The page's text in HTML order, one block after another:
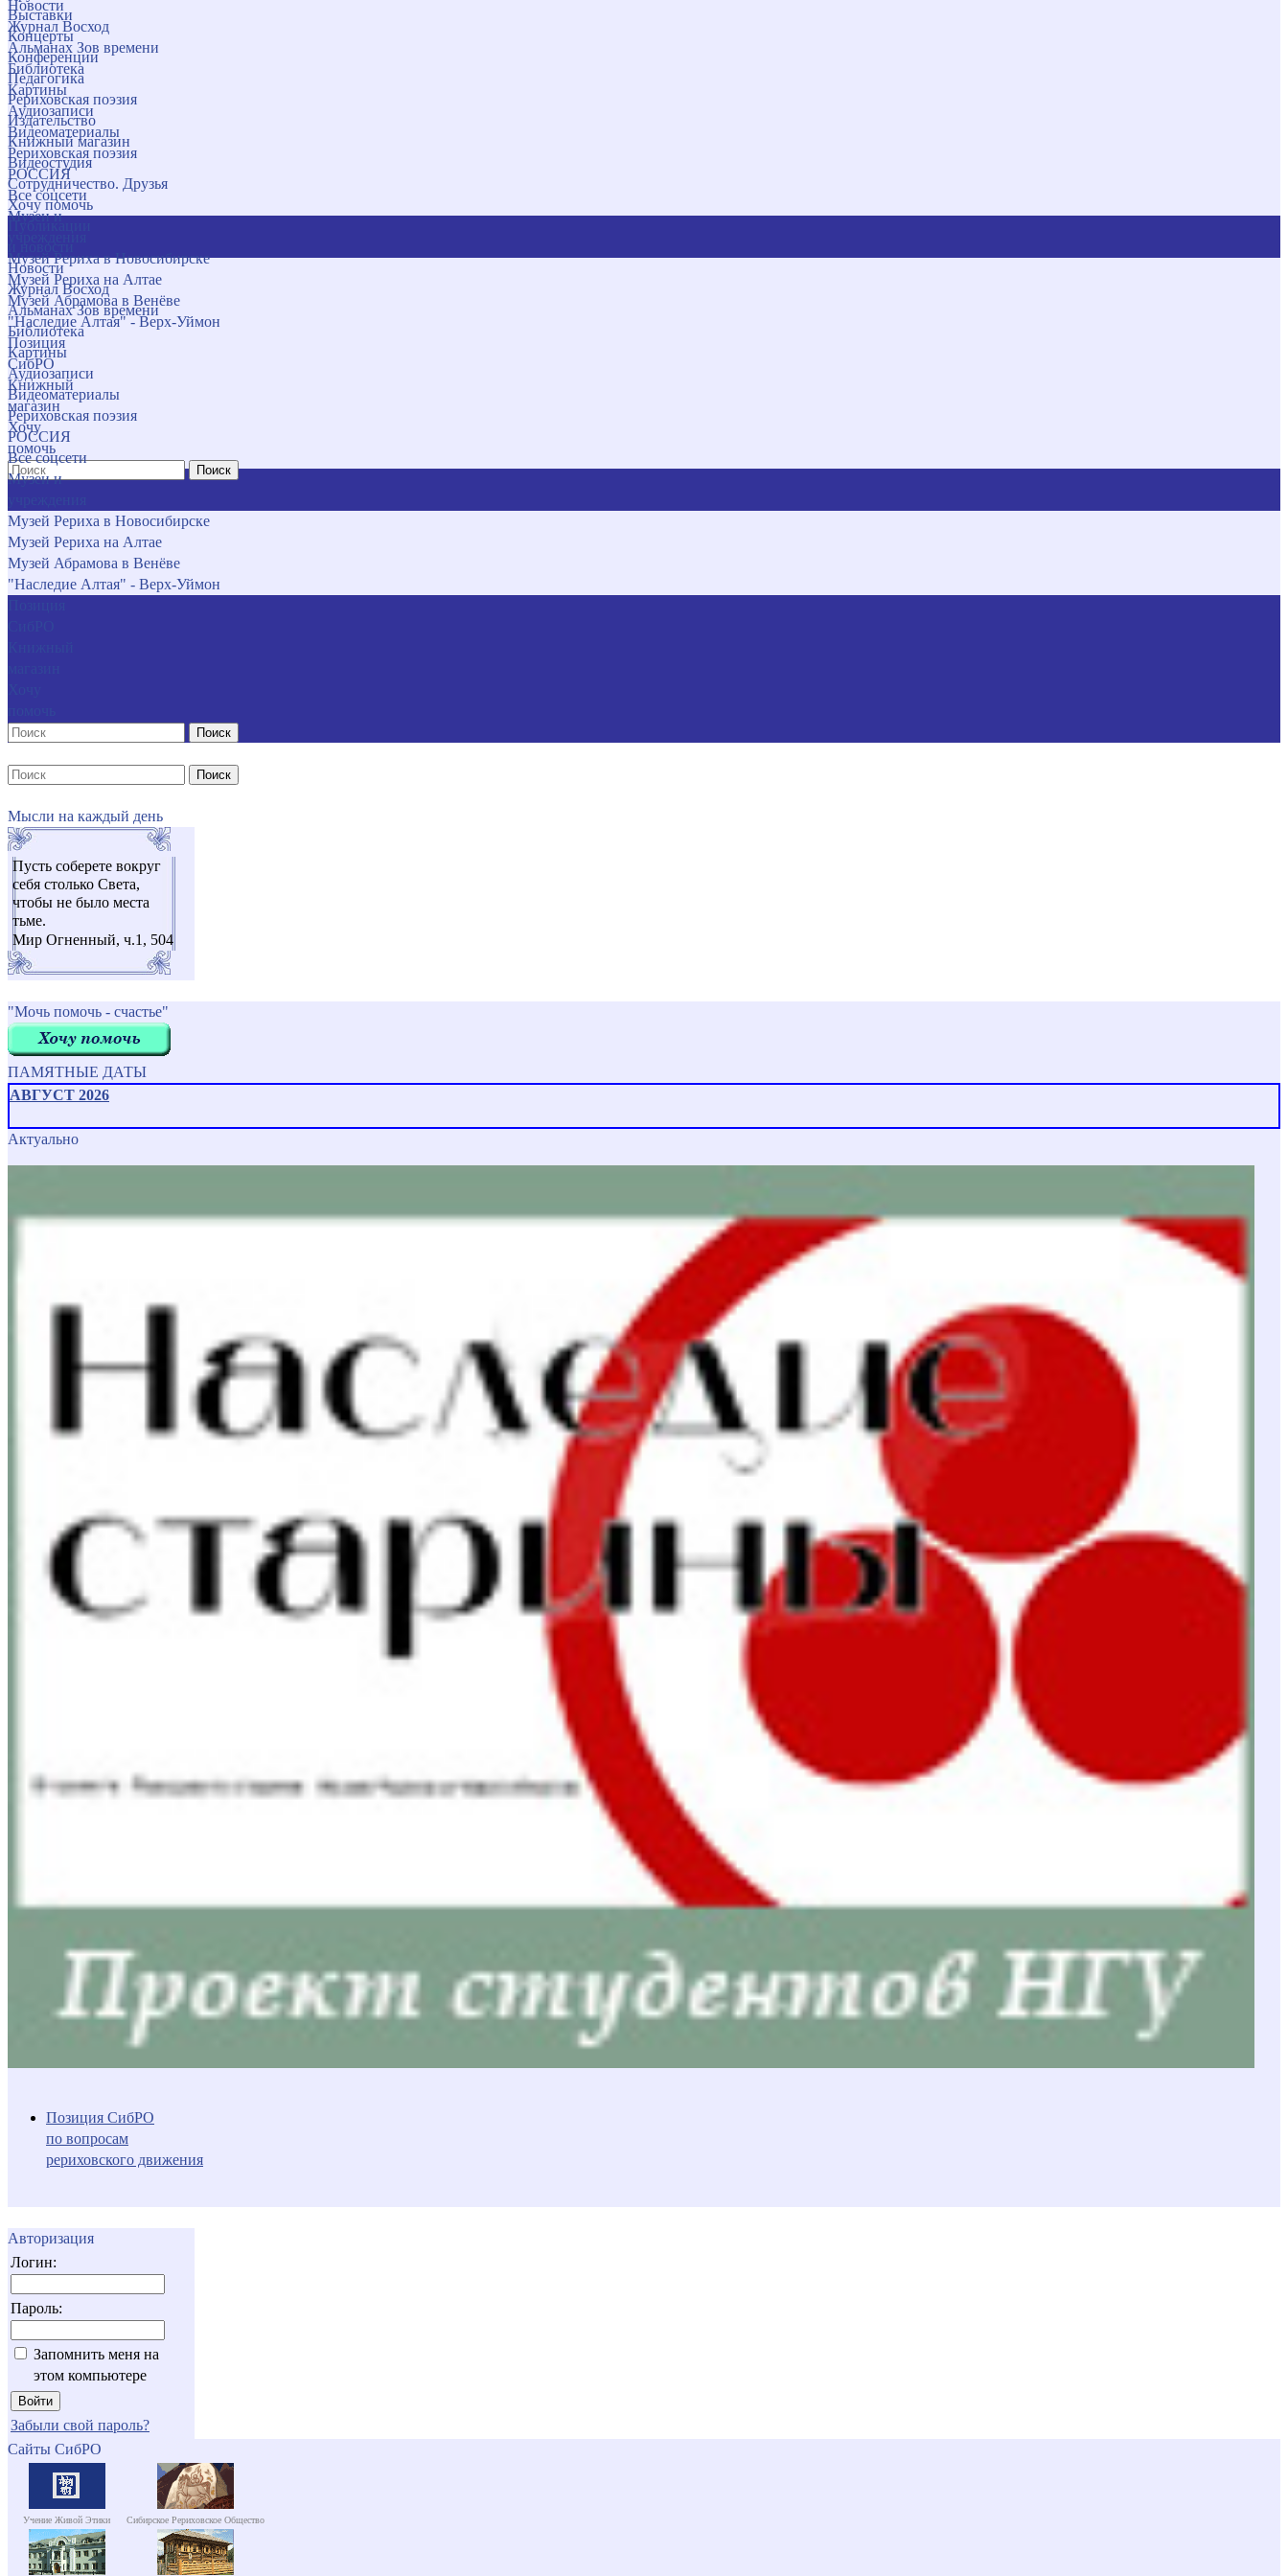
Новости
Журнал Восход
Альманах Зов времени
Библиотека
Картины
Аудиозаписи
Видеоматериалы
Рериховская поэзия
РОССИЯ
Все соцсети
Музеи и
Музей Рериха в Новосибирске
Музей Рериха на Алтае
Музей Абрамова в Венёве
"Наследие Алтая" - Верх-Уймон
Позиция
СибРО
Книжный
магазин
Хочу
помочь
Поиск
Выставки
Концерты
Конференции
Педагогика
Рериховская поэзия
Издательство
Книжный магазин
Видеостудия
Сотрудничество. Друзья
Хочу помочь
Новости
Журнал Восход
Альманах Зов времени
Библиотека
Картины
Аудиозаписи
Видеоматериалы
Рериховская поэзия
РОССИЯ
Все соцсети
Музеи и
Музей Рериха в Новосибирске
Музей Рериха на Алтае
Музей Абрамова в Венёве
"Наследие Алтая" - Верх-Уймон
Поиск
Поиск
Мысли на каждый день
Пусть соберете вокруг
себя столько Света,
чтобы не было места
тьме.
Мир Огненный, ч.1, 504
"Мочь помочь - счастье"
ПАМЯТНЫЕ ДАТЫ
АВГУСТ 2026
Актуально
Позиция СибРО
по вопросам
рериховского движения
Авторизация
Логин:
Пароль:
Запомнить меня на
этом компьютере
Забыли свой пароль?
Сайты СибРО
Учение Живой Этики Сибирское Рериховское Общество